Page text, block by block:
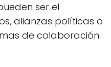
ser el
alianzas políticas o
de colaboración